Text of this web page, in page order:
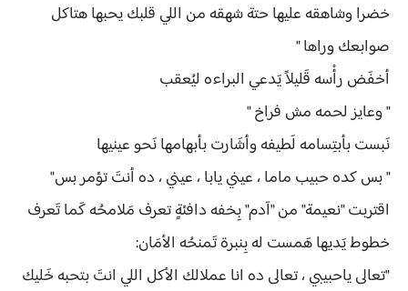
خضرا وشاهقه عليها حتة شهقه من اللي قلبك يحبها هتاكل
صوابعك وراها "
أخفَض رأْسه قَليلاً يَدعي البراءه ليُعقب
" وعايز لحمه مش فراخ "
نَبست بأبتِسامه لَطيفه وأشَارت بأبهامها نَحو عينيها
" بس كده حبيب ماما ، عيني يابا ، عيني ، ده أنتَ تؤمر بس"
اقتربت "نعيمة" من "آدم" بِخفه دافئةٍ تعرف مَلامحُه كَما تَعرف
خطوط يَديها هَمست له بِنبرة تَمنحُه الأمَان:
"تعالى ياحبيبي ، تعالى ده انا عملالك الأكل اللي انتَ بتحبه خَليك